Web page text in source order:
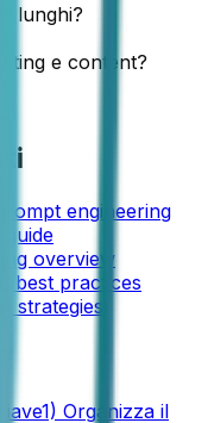
lunghi?
e content?
engineering
overview
best practices
strategies
1) Organizza il